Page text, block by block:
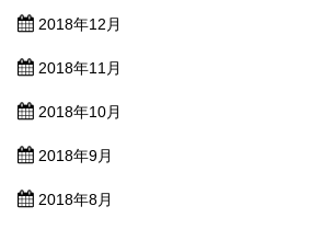
2018年12月
2018年11月
2018年10月
2018年9月
2018年8月